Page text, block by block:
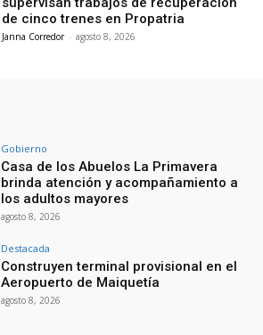
de cinco trenes en Propatria
Janna Corredor - agosto 8, 2026
Gobierno
Casa de los Abuelos La Primavera
brinda atención y acompañamiento a
los adultos mayores
agosto 8, 2026
Destacada
Construyen terminal provisional en el
Aeropuerto de Maiquetía
agosto 8, 2026